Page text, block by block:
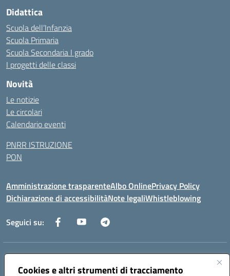
Cookies e altri strumenti di tracciamento
Didattica
Scuola dell’Infanzia
Scuola Primaria
Scuola Secondaria I grado
I progetti delle classi
Novità
Le notizie
Le circolari
Calendario eventi
PNRR ISTRUZIONE
PON
Amministrazione trasparenteAlbo OnlinePrivacy Policy
Dichiarazione di accessibilitàNote legaliWhistleblowing
Seguici su:
Indirizzo:
Centralino:0832712132 Email:leic84200l@istruzione.it